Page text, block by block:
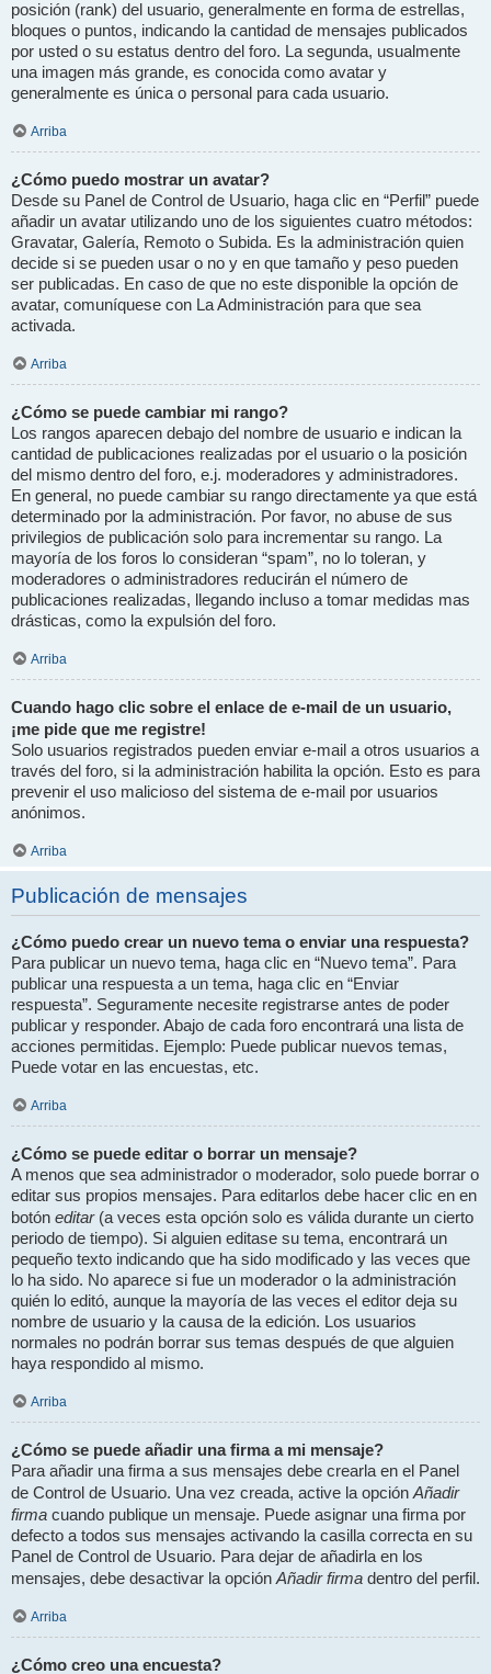
posición (rank) del usuario, generalmente en forma de estrellas,
bloques o puntos, indicando la cantidad de mensajes publicados
por usted o su estatus dentro del foro. La segunda, usualmente
una imagen más grande, es conocida como avatar y
generalmente es única o personal para cada usuario.
Arriba
¿Cómo puedo mostrar un avatar?
Desde su Panel de Control de Usuario, haga clic en “Perfil” puede
añadir un avatar utilizando uno de los siguientes cuatro métodos:
Gravatar, Galería, Remoto o Subida. Es la administración quien
decide si se pueden usar o no y en que tamaño y peso pueden
ser publicadas. En caso de que no este disponible la opción de
avatar, comuníquese con La Administración para que sea
activada.
Arriba
¿Cómo se puede cambiar mi rango?
Los rangos aparecen debajo del nombre de usuario e indican la
cantidad de publicaciones realizadas por el usuario o la posición
del mismo dentro del foro, e.j. moderadores y administradores.
En general, no puede cambiar su rango directamente ya que está
determinado por la administración. Por favor, no abuse de sus
privilegios de publicación solo para incrementar su rango. La
mayoría de los foros lo consideran “spam”, no lo toleran, y
moderadores o administradores reducirán el número de
publicaciones realizadas, llegando incluso a tomar medidas mas
drásticas, como la expulsión del foro.
Arriba
Cuando hago clic sobre el enlace de e-mail de un usuario,
¡me pide que me registre!
Solo usuarios registrados pueden enviar e-mail a otros usuarios a
través del foro, si la administración habilita la opción. Esto es para
prevenir el uso malicioso del sistema de e-mail por usuarios
anónimos.
Arriba
Publicación de mensajes
¿Cómo puedo crear un nuevo tema o enviar una respuesta?
Para publicar un nuevo tema, haga clic en “Nuevo tema”. Para
publicar una respuesta a un tema, haga clic en “Enviar
respuesta”. Seguramente necesite registrarse antes de poder
publicar y responder. Abajo de cada foro encontrará una lista de
acciones permitidas. Ejemplo: Puede publicar nuevos temas,
Puede votar en las encuestas, etc.
Arriba
¿Cómo se puede editar o borrar un mensaje?
A menos que sea administrador o moderador, solo puede borrar o
editar sus propios mensajes. Para editarlos debe hacer clic en en
botón editar(a veces esta opción solo es válida durante un cierto
periodo de tiempo). Si alguien editase su tema, encontrará un
pequeño texto indicando que ha sido modificado y las veces que
lo ha sido. No aparece si fue un moderador o la administración
quién lo editó, aunque la mayoría de las veces el editor deja su
nombre de usuario y la causa de la edición. Los usuarios
normales no podrán borrar sus temas después de que alguien
haya respondido al mismo.
Arriba
¿Cómo se puede añadir una firma a mi mensaje?
Para añadir una firma a sus mensajes debe crearla en el Panel
de Control de Usuario. Una vez creada, active la opción Añadir
firma cuando publique un mensaje. Puede asignar una firma por
defecto a todos sus mensajes activando la casilla correcta en su
Panel de Control de Usuario. Para dejar de añadirla en los
mensajes, debe desactivar la opción Añadir firma dentro del perfil.
Arriba
¿Cómo creo una encuesta?